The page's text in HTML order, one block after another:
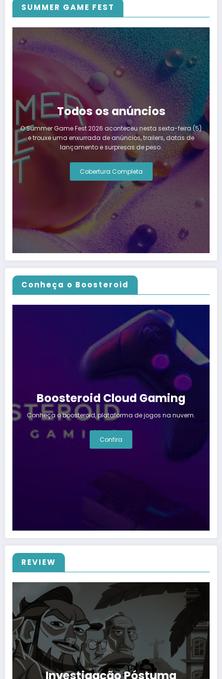
SUMMER GAME FEST
Todos os anúncios
O Summer Game Fest 2026 aconteceu nesta sexta-feira (5)
e trouxe uma enxurrada de anúncios, trailers, datas de
lançamento e surpresas de peso.
Cobertura Completa
Conheça o Boosteroid
Boosteroid Cloud Gaming
Conheça o boosteroid, plataforma de jogos na nuvem.
Confira
REVIEW
Investigação Póstuma